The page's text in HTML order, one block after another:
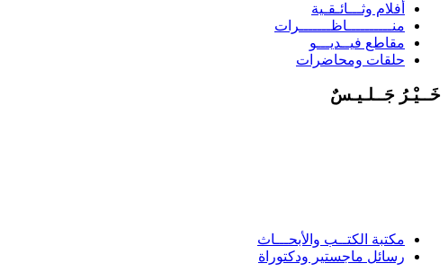
أفلام وثـــائـقـية
منــــــــــاظـــــــرات
مقاطع فيــديـــو
حلقات ومحاضرات
خَــيْـرُ جَــلـيـسٌ
مكتبة الكتــب والأبحـــاث
رسائل ماجستير ودكتوراة